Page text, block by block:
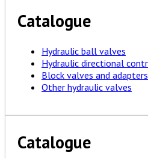
Catalogue
Hydraulic ball valves
Hydraulic directional
Block valves and
Other hydraulic valves
Catalogue